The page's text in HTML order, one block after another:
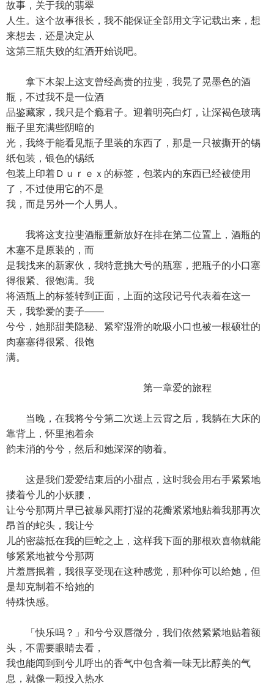
故事，关于我的翡翠
人生。这个故事很长，我不能保证全部用文字记载出来，想
来想去，还是决定从
这第三瓶失败的红酒开始说吧。
拿下木架上这支曾经高贵的拉斐，我晃了晃墨色的酒
瓶，不过我不是一位酒
品鉴藏家，我只是个瘾君子。迎着明亮白灯，让深褐色玻璃
瓶子里充满些阴暗的
光，我终于能看见瓶子里装的东西了，那是一只被撕开的锡
纸包装，银色的锡纸
包装上印着Ｄｕｒｅｘ的标签，包装内的东西已经被使用
了，不过使用它的不是
我，而是另外一个人男人。
我将这支拉斐酒瓶重新放好在排在第二位置上，酒瓶的
木塞不是原装的，而
是我找来的新家伙，我特意挑大号的瓶塞，把瓶子的小口塞
得很紧、很饱满。我
将酒瓶上的标签转到正面，上面的这段记号代表着在这一
天，我挚爱的妻子——
兮兮，她那甜美隐秘、紧窄湿滑的吮吸小口也被一根硕壮的
肉塞塞得很紧、很饱
满。
第一章爱的旅程
当晚，在我将兮兮第二次送上云霄之后，我躺在大床的
靠背上，怀里抱着余
韵未消的兮兮，然后和她深深的吻着。
这是我们爱爱结束后的小甜点，这时我会用右手紧紧地
搂着兮儿的小妖腰，
让兮兮那两片早已被暴风雨打湿的花瓣紧紧地贴着我那再次
昂首的蛇头，我让兮
儿的密蕊抵在我的巨蛇之上，这样我下面的那根欢喜物就能
够紧紧地被兮兮那两
片羞唇抿着，我很享受现在这种感觉，那种你可以给她，但
是却克制着不给她的
特殊快感。
「快乐吗？」和兮兮双唇微分，我们依然紧紧地贴着额
头，不需要眼睛去看，
我也能闻到到兮儿呼出的香气中包含着一味无比醇美的气
息，就像一颗投入热水